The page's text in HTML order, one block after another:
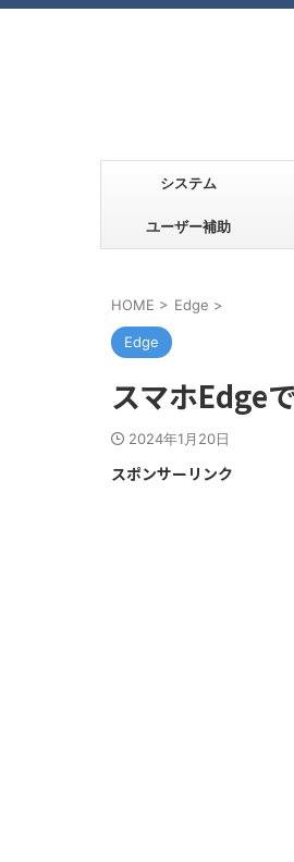
システム
ユーザー補助
HOME > Edge >
Edge
スマホEdge
2024年1月20日
スポンサーリンク